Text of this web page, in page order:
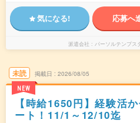
気になる! 応募へ
派遣会社 パーソルテンプ
未読
NEW
掲載日 2026/08/05
【時給1650円】経験活
ート！11/1～12/10迄